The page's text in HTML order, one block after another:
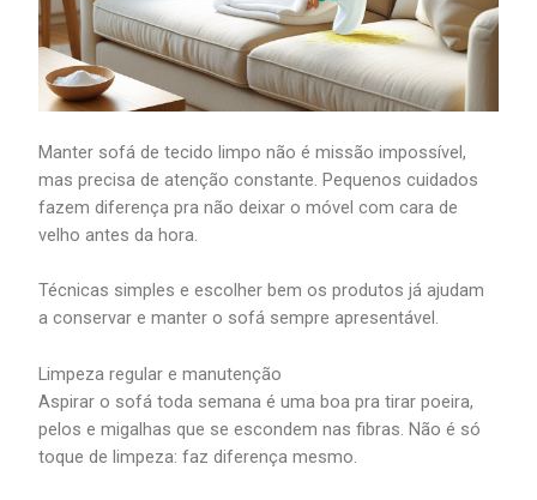
Manter sofá de tecido limpo não é missão impossível,
mas precisa de atenção constante. Pequenos cuidados
fazem diferença pra não deixar o móvel com cara de
velho antes da hora.
Técnicas simples e escolher bem os produtos já ajudam
a conservar e manter o sofá sempre apresentável.
Limpeza regular e manutenção
Aspirar o sofá toda semana é uma boa pra tirar poeira,
pelos e migalhas que se escondem nas fibras. Não é só
toque de limpeza: faz diferença mesmo.